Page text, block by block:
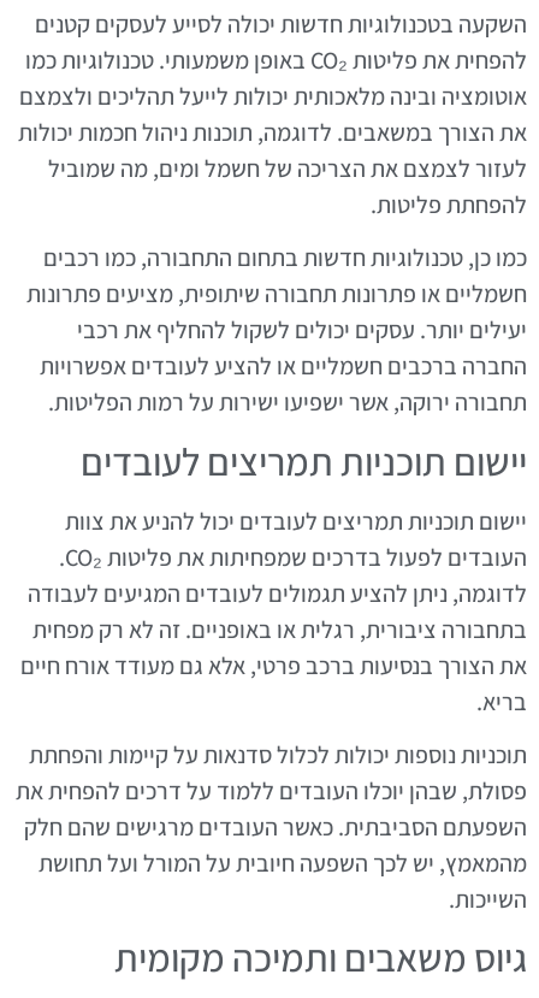
השקעה בטכנולוגיות חדשות יכולה לסייע לעסקים קטנים
להפחית את פליטות CO₂ באופן משמעותי. טכנולוגיות כמו
אוטומציה ובינה מלאכותית יכולות לייעל תהליכים ולצמצם
את הצורך במשאבים. לדוגמה, תוכנות ניהול חכמות יכולות
לעזור לצמצם את הצריכה של חשמל ומים, מה שמוביל
להפחתת פליטות.
כמו כן, טכנולוגיות חדשות בתחום התחבורה, כמו רכבים
חשמליים או פתרונות תחבורה שיתופית, מציעים פתרונות
יעילים יותר. עסקים יכולים לשקול להחליף את רכבי
החברה ברכבים חשמליים או להציע לעובדים אפשרויות
תחבורה ירוקה, אשר ישפיעו ישירות על רמות הפליטות.
יישום תוכניות תמריצים לעובדים
יישום תוכניות תמריצים לעובדים יכול להניע את צוות
העובדים לפעול בדרכים שמפחיתות את פליטות CO₂.
לדוגמה, ניתן להציע תגמולים לעובדים המגיעים לעבודה
בתחבורה ציבורית, רגלית או באופניים. זה לא רק מפחית
את הצורך בנסיעות ברכב פרטי, אלא גם מעודד אורח חיים
בריא.
תוכניות נוספות יכולות לכלול סדנאות על קיימות והפחתת
פסולת, שבהן יוכלו העובדים ללמוד על דרכים להפחית את
השפעתם הסביבתית. כאשר העובדים מרגישים שהם חלק
מהמאמץ, יש לכך השפעה חיובית על המורל ועל תחושת
השייכות.
גיוס משאבים ותמיכה מקומית